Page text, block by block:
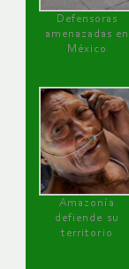
Defensoras
amenazadas en
México
Amazonía
defiende su
territorio